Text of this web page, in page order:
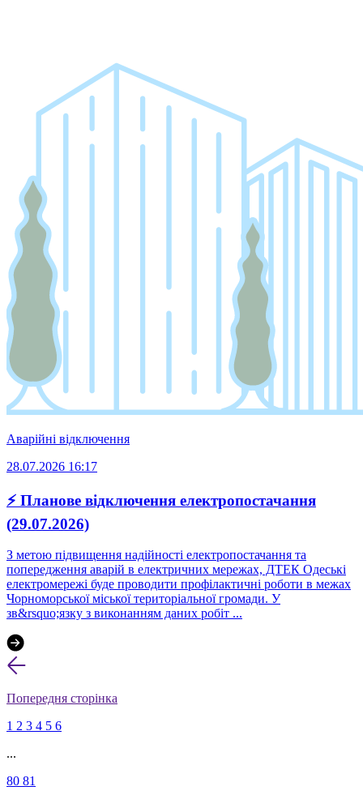
Аварійні відключення
28.07.2026 16:17
⚡ Планове відключення електропостачання
(29.07.2026)
З метою підвищення надійності електропостачання та
попередження аварій в електричних мережах, ДТЕК Одеські
електромережі буде проводити профілактичні роботи в межах
Чорноморської міської територіальної громади. У
зв&rsquo;язку з виконанням даних робіт ...
Попередня сторінка
1 2 3 4 5 6
...
80 81